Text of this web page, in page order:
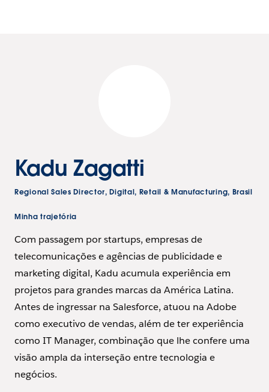
Kadu Zagatti
Regional Sales Director, Digital, Retail & Manufacturing, Brasil
Minha trajetória
Com passagem por startups, empresas de
telecomunicações e agências de publicidade e
marketing digital, Kadu acumula experiência em
projetos para grandes marcas da América Latina.
Antes de ingressar na Salesforce, atuou na Adobe
como executivo de vendas, além de ter experiência
como IT Manager, combinação que lhe confere uma
visão ampla da interseção entre tecnologia e
negócios.